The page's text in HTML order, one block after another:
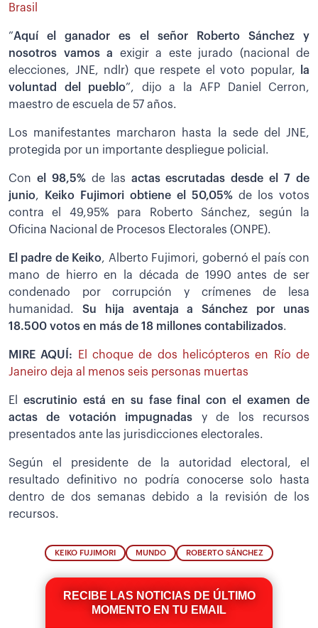
Brasil
”Aquí el ganador es el señor Roberto Sánchez y
nosotros vamos a exigir a este jurado (nacional de
elecciones, JNE, ndlr) que respete el voto popular,
la
voluntad del pueblo”, dijo a la AFP Daniel Cerron,
maestro de escuela de 57 años.
Los manifestantes marcharon hasta la sede del JNE,
protegida por un importante despliegue policial.
Con el 98,5%de las actas escrutadas desde el 7 de
junio, Keiko Fujimori obtiene el 50,05% de los votos
contra el 49,95% para Roberto Sánchez, según la
Oficina Nacional de Procesos Electorales (ONPE).
El padre de Keiko, Alberto Fujimori, gobernó el país con
mano de hierro en la década de 1990 antes de ser
condenado por corrupción y crímenes de lesa
humanidad. Su hija aventaja a Sánchez por unas
18.500 votos en más de 18 millones contabilizados.
MIRE AQUÍ:
El choque de dos helicópteros en Río de
Janeiro deja al menos seis personas muertas
El escrutinio está en su fase final con el examen de
actas de votación impugnadas y de los recursos
presentados ante las jurisdicciones electorales.
Según el presidente de la autoridad electoral, el
resultado definitivo no podría conocerse solo hasta
dentro de dos semanas debido a la revisión de los
recursos.
KEIKO FUJIMORI MUNDO ROBERTO SÁNCHEZ
RECIBE LAS NOTICIAS DE ÚLTIMO
MOMENTO EN TU EMAIL